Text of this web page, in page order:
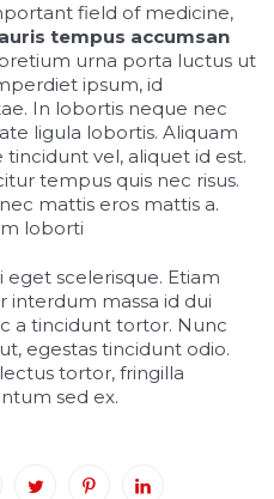
field of medicine,
tempus accumsan
urna porta luctus ut
ipsum, id
In lobortis neque nec
ligula lobortis. Aliquam
vel, aliquet id est.
tempus quis nec risus.
mattis eros mattis a.
loborti
scelerisque. Etiam
interdum massa id dui
a tincidunt tortor. Nunc
egestas tincidunt odio.
tortor, fringilla
sed ex.